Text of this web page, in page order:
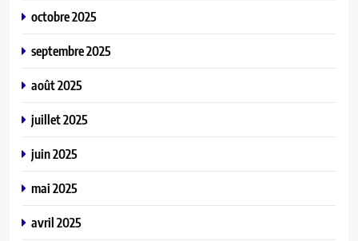
octobre 2025
septembre 2025
août 2025
juillet 2025
juin 2025
mai 2025
avril 2025